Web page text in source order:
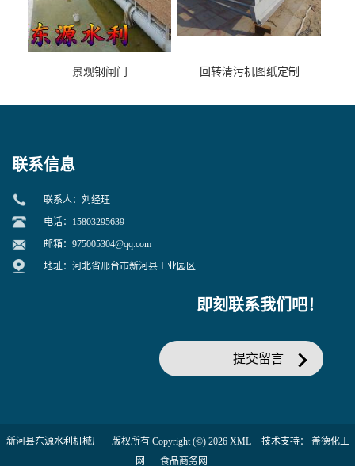
景观钢闸门 回转清污机图纸定制
联系信息
联系人：刘经理
电话：15803295639
邮箱： 975005304@qq.com
地址：河北省邢台市新河县工业园区
即刻联系我们吧！
提交留言
新河县东源水利机械厂 版权所有 Copyright (©) 2026 XML 技术支持： 盖德化工
网
食品商务网